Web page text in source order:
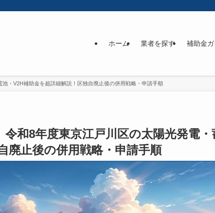
ホーム 業者を探す 補助金
・V2H補助金を超詳細解説！区独自廃止後の併用戦略・申請手順
令和8年度東京江戸川区の太陽光発電
廃止後の併用戦略・申請手順